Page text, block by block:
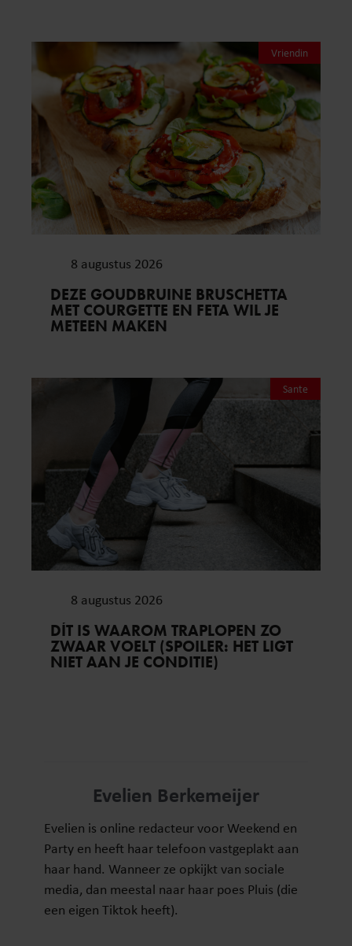
Vriendin
8 augustus 2026
DEZE GOUDBRUINE BRUSCHETTA
MET COURGETTE EN FETA WIL JE
METEEN MAKEN
Sante
8 augustus 2026
DÍT IS WAAROM TRAPLOPEN ZO
ZWAAR VOELT (SPOILER: HET LIGT
NIET AAN JE CONDITIE)
Evelien Berkemeijer
Evelien is online redacteur voor Weekend en
Party en heeft haar telefoon vastgeplakt aan
haar hand. Wanneer ze opkijkt van sociale
media, dan meestal naar haar poes Pluis (die
een eigen Tiktok heeft).